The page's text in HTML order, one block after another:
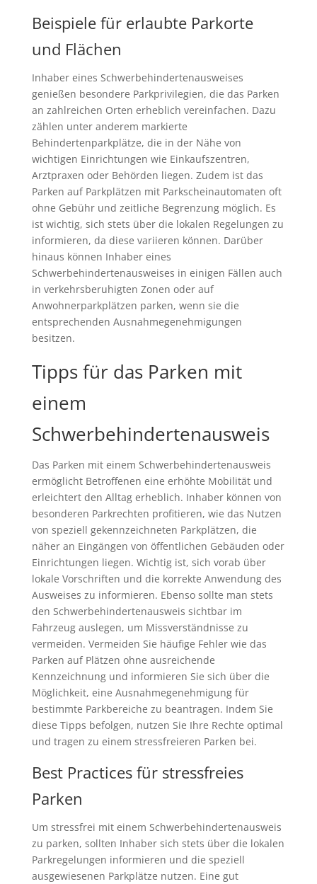
Beispiele für erlaubte Parkorte
und Flächen
Inhaber eines Schwerbehindertenausweises
genießen besondere Parkprivilegien, die das Parken
an zahlreichen Orten erheblich vereinfachen. Dazu
zählen unter anderem markierte
Behindertenparkplätze, die in der Nähe von
wichtigen Einrichtungen wie Einkaufszentren,
Arztpraxen oder Behörden liegen. Zudem ist das
Parken auf Parkplätzen mit Parkscheinautomaten oft
ohne Gebühr und zeitliche Begrenzung möglich. Es
ist wichtig, sich stets über die lokalen Regelungen zu
informieren, da diese variieren können. Darüber
hinaus können Inhaber eines
Schwerbehindertenausweises in einigen Fällen auch
in verkehrsberuhigten Zonen oder auf
Anwohnerparkplätzen parken, wenn sie die
entsprechenden Ausnahmegenehmigungen
besitzen.
Tipps für das Parken mit
einem
Schwerbehindertenausweis
Das Parken mit einem Schwerbehindertenausweis
ermöglicht Betroffenen eine erhöhte Mobilität und
erleichtert den Alltag erheblich. Inhaber können von
besonderen Parkrechten profitieren, wie das Nutzen
von speziell gekennzeichneten Parkplätzen, die
näher an Eingängen von öffentlichen Gebäuden oder
Einrichtungen liegen. Wichtig ist, sich vorab über
lokale Vorschriften und die korrekte Anwendung des
Ausweises zu informieren. Ebenso sollte man stets
den Schwerbehindertenausweis sichtbar im
Fahrzeug auslegen, um Missverständnisse zu
vermeiden. Vermeiden Sie häufige Fehler wie das
Parken auf Plätzen ohne ausreichende
Kennzeichnung und informieren Sie sich über die
Möglichkeit, eine Ausnahmegenehmigung für
bestimmte Parkbereiche zu beantragen. Indem Sie
diese Tipps befolgen, nutzen Sie Ihre Rechte optimal
und tragen zu einem stressfreieren Parken bei.
Best Practices für stressfreies
Parken
Um stressfrei mit einem Schwerbehindertenausweis
zu parken, sollten Inhaber sich stets über die lokalen
Parkregelungen informieren und die speziell
ausgewiesenen Parkplätze nutzen. Eine gut